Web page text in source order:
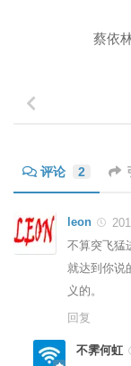
蔡依
评论 2
leon
不算突飞猛
就达到你说
义的。
回复
不霁何虹